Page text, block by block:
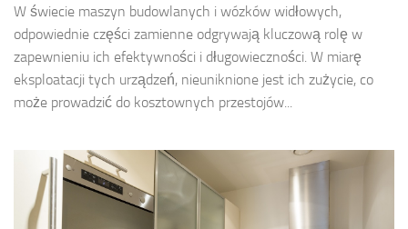
W świecie maszyn budowlanych i wózków widłowych,
odpowiednie części zamienne odgrywają kluczową rolę w
zapewnieniu ich efektywności i długowieczności. W miarę
eksploatacji tych urządzeń, nieuniknione jest ich zużycie, co
może prowadzić do kosztownych przestojów...